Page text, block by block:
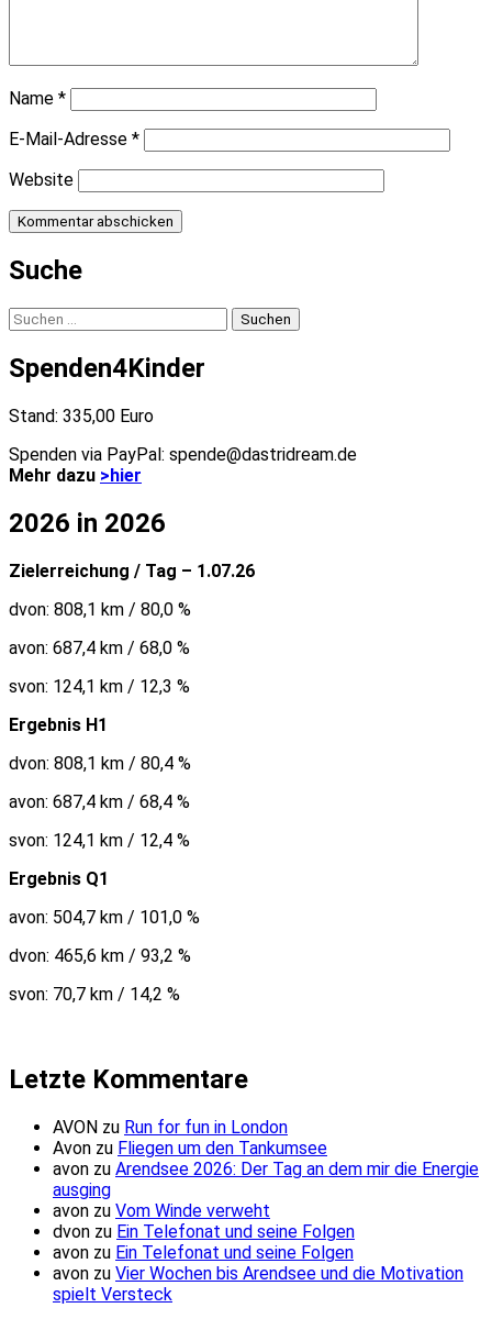
Name *
E-Mail-Adresse *
Website
Suche
Suchen
nach:
Spenden4Kinder
Stand: 335,00 Euro
Spenden via PayPal: spende@dastridream.de
Mehr dazu >hier
2026 in 2026
Zielerreichung / Tag – 1.07.26
dvon: 808,1 km / 80,0 %
avon: 687,4 km / 68,0 %
svon: 124,1 km / 12,3 %
Ergebnis H1
dvon: 808,1 km / 80,4 %
avon: 687,4 km / 68,4 %
svon: 124,1 km / 12,4 %
Ergebnis Q1
avon: 504,7 km / 101,0 %
dvon: 465,6 km / 93,2 %
svon: 70,7 km / 14,2 %
Letzte Kommentare
AVON zu Run for fun in London
Avon zu Fliegen um den Tankumsee
avon zu Arendsee 2026: Der Tag an dem mir die Energie
ausging
avon zu Vom Winde verweht
dvon zu Ein Telefonat und seine Folgen
avon zu Ein Telefonat und seine Folgen
avon zu Vier Wochen bis Arendsee und die Motivation
spielt Versteck